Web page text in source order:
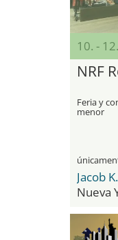
10. -
NRF
Feria y
menor
Nueva